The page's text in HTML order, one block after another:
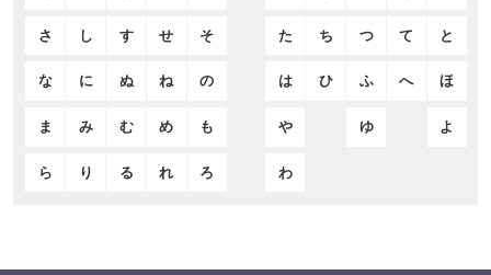
さ し す せ そ た ち つ て と
な に ぬ ね の は ひ ふ へ ほ
ま み む め も や ゆ よ
ら り る れ ろ わ